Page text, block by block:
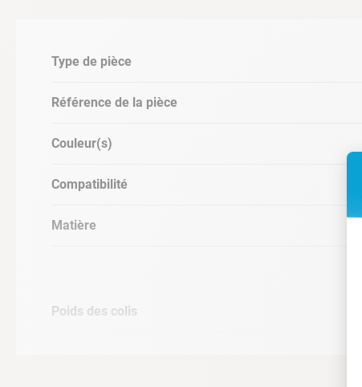
Type de pièce
Référence de la pièce
Couleur(s)
Compatibilité
Matière
Poids des colis